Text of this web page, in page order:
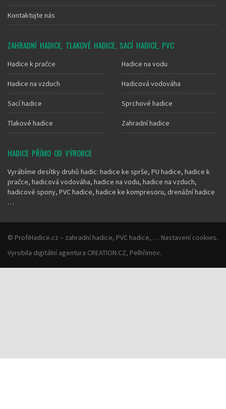
Kontaktujte nás
ZAHRADNÍ HADICE, TLAKOVÉ HADICE, SACÍ HADICE, PVC
Hadice k pračce Hadice na vodu
Hadice na vzduch Hadicová vodováha
Sací hadice Sprchové hadice
Tlakové hadice Zahradní hadice
HADICE PŘÍMO OD VÝROBCE
Vyrábíme desítky druhů hadic: hadice ke sprše, PU hadice, hadice k
pračce, hadicová vodováha, hadice na vodu, hadice na vzduch,
hadicové spony, PVC hadice, hadice ke kompresoru, drenážní hadice
…
© ProfiHadice.cz – zahradní hadice, PVC hadice, … Nastavení cookies.
Vyrobila digitální agentura CREATION.CZ, Pelhřimov.